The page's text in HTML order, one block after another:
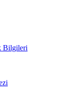
Bilgileri